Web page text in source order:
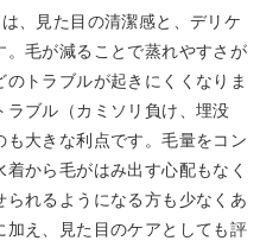
、見た目の清潔感と、デリケ
毛が減ることで蒸れやすさが
トラブルが起きにくくなりま
ブル（カミソリ負け、埋没
大きな利点です。毛量をコン
から毛がはみ出す心配もなく
れるようになる方も少なくあ
加え、見た目のケアとしても評